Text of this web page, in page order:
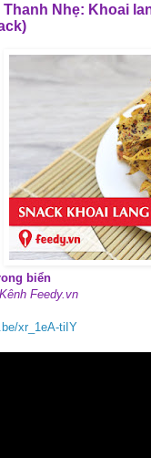
Thanh Nhẹ: Khoai
biển
Kênh Feedy.vn
xr_1eA-tiIY